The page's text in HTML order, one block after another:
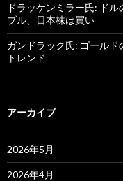
ドラッケンミラー氏: ド
ブル、日本株は買い
ガンドラック氏: ゴール
トレンド
アーカイブ
2026年5月
2026年4月